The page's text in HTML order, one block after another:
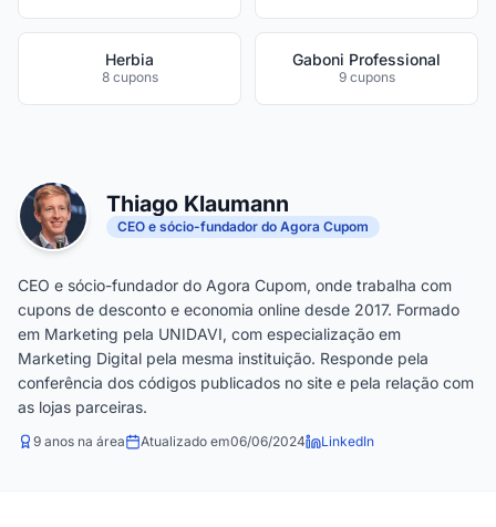
Herbia
8 cupons
Gaboni Professional
9 cupons
Thiago Klaumann
CEO e sócio-fundador do Agora Cupom
CEO e sócio-fundador do Agora Cupom, onde trabalha com
cupons de desconto e economia online desde 2017. Formado
em Marketing pela UNIDAVI, com especialização em
Marketing Digital pela mesma instituição. Responde pela
conferência dos códigos publicados no site e pela relação com
as lojas parceiras.
9 anos na área Atualizado em06/06/2024 LinkedIn